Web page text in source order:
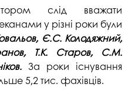
слід вважати
у різні роки були
Є.С. Колодяжний,
Т.К. Старов, С.М.
За роки існування
5,2 тис. фахівців.